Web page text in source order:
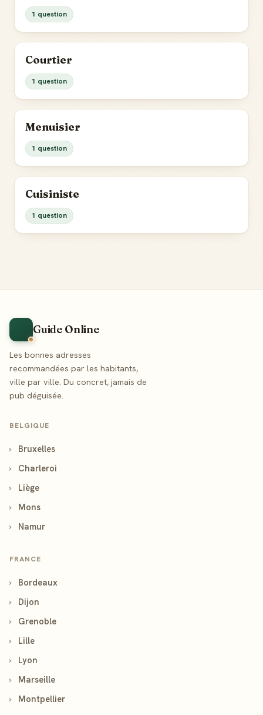
1 question
Courtier
1 question
Menuisier
1 question
Cuisiniste
1 question
Guide Online
Les bonnes adresses
recommandées par les habitants,
ville par ville. Du concret, jamais de
pub déguisée.
BELGIQUE
›
Bruxelles
›
Charleroi
›
Liège
›
Mons
›
Namur
FRANCE
›
Bordeaux
›
Dijon
›
Grenoble
›
Lille
›
Lyon
›
Marseille
›
Montpellier